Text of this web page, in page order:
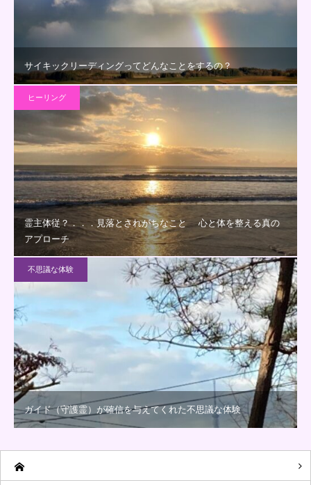
サイキックリーディングってどんなことをするの？
ヒーリング
霊主体従？．．．見落とされがちなこと 心と体を整える真の
アプローチ
不思議な体験
ガイド（守護霊）が確信を与えてくれた不思議な体験